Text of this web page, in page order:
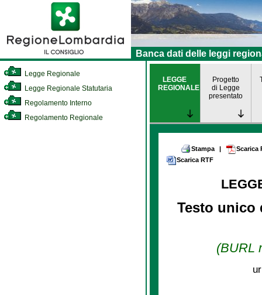
Banca dati delle leggi
Legge Regionale
Legge Regionale Statutaria
Regolamento Interno
Regolamento Regionale
LEGGE
REGIONALE
Progetto
di Legge
presentato
Stampa |
Scarica
Scarica RTF
Testo unico
(BURL